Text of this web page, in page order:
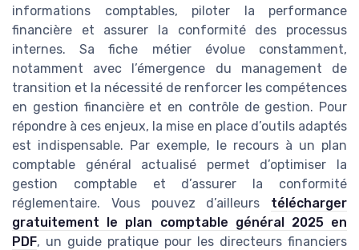
informations comptables, piloter la performance
financière et assurer la conformité des processus
internes. Sa fiche métier évolue constamment,
notamment avec l’émergence du management de
transition et la nécessité de renforcer les compétences
en gestion financière et en contrôle de gestion. Pour
répondre à ces enjeux, la mise en place d’outils adaptés
est indispensable. Par exemple, le recours à un plan
comptable général actualisé permet d’optimiser la
gestion comptable et d’assurer la conformité
réglementaire. Vous pouvez d’ailleurs télécharger
gratuitement le plan comptable général 2025 en
PDF, un guide pratique pour les directeurs financiers